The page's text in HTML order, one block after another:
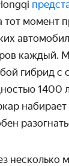
тот момент
каждый.
гибрид с
1400
набирает
несколько